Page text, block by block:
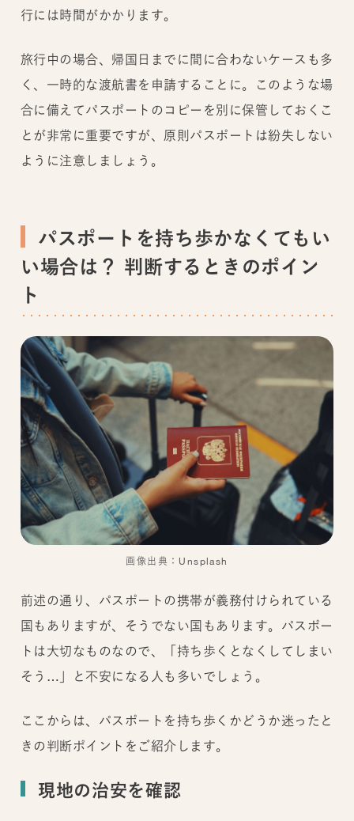
行には時間がかかります。
旅行中の場合、帰国日までに間に合わないケースも多
く、一時的な渡航書を申請することに。このような場
合に備えてパスポートのコピーを別に保管しておくこ
とが非常に重要ですが、原則パスポートは紛失しない
ように注意しましょう。
パスポートを持ち歩かなくてもい
い場合は？ 判断するときのポイン
ト
画像出典：Unsplash
前述の通り、パスポートの携帯が義務付けられている
国もありますが、そうでない国もあります。パスポー
トは大切なものなので、「持ち歩くとなくしてしまい
そう…」と不安になる人も多いでしょう。
ここからは、パスポートを持ち歩くかどうか迷ったと
きの判断ポイントをご紹介します。
現地の治安を確認